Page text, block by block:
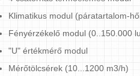
Klimatikus modul (páratartalom-
Fényérzékelő modul (0..150.000
"U" értékmérő modul
Mérőtölcsérek (10...1200 m3/h)